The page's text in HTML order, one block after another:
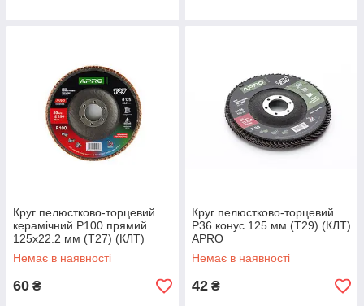
Круг пелюстково-торцевий
керамічний Р100 прямий
125х22.2 мм (Т27) (КЛТ)
APRO PRO
Немає в наявності
60 ₴
Круг пелюстково-торцевий
Р36 конус 125 мм (Т29) (КЛТ)
APRO
Немає в наявності
42 ₴